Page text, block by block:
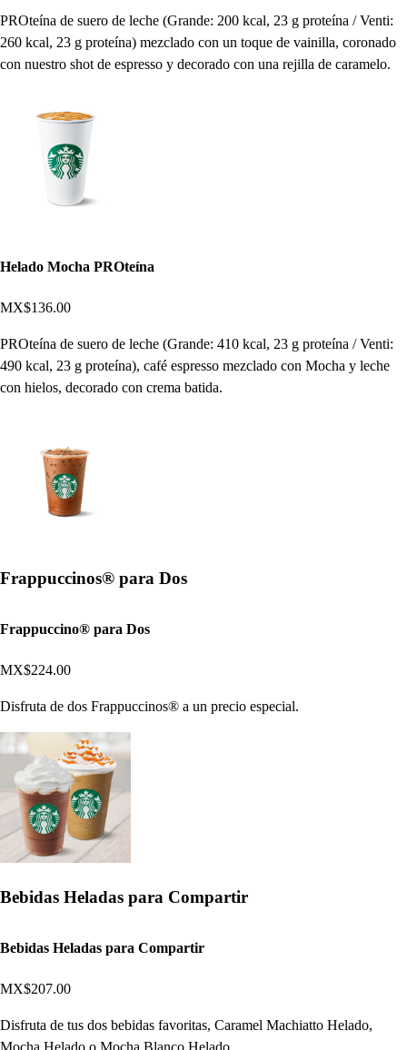
PROteína de suero de leche (Grande: 200 kcal, 23 g proteína / Venti:
260 kcal, 23 g proteína) mezclado con un toque de vainilla, coronado
con nuestro shot de espresso y decorado con una rejilla de caramelo.
Helado Mocha PROteína
MX$136.00
PROteína de suero de leche (Grande: 410 kcal, 23 g proteína / Venti:
490 kcal, 23 g proteína), café espresso mezclado con Mocha y leche
con hielos, decorado con crema batida.
Frappuccinos® para Dos
Frappuccino® para Dos
MX$224.00
Disfruta de dos Frappuccinos® a un precio especial.
Bebidas Heladas para Compartir
Bebidas Heladas para Compartir
MX$207.00
Disfruta de tus dos bebidas favoritas, Caramel Machiatto Helado,